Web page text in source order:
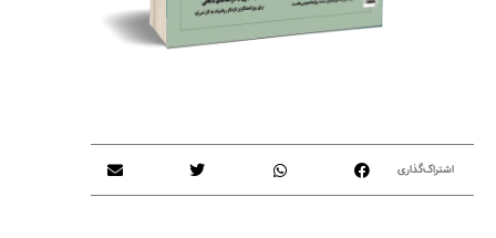
اشتراک‌گذاری